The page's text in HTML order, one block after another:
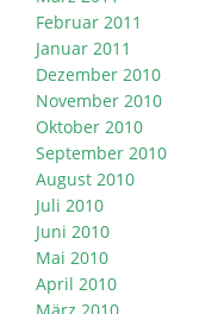
Februar 2011
Januar 2011
Dezember 2010
November 2010
Oktober 2010
September 2010
August 2010
Juli 2010
Juni 2010
Mai 2010
April 2010